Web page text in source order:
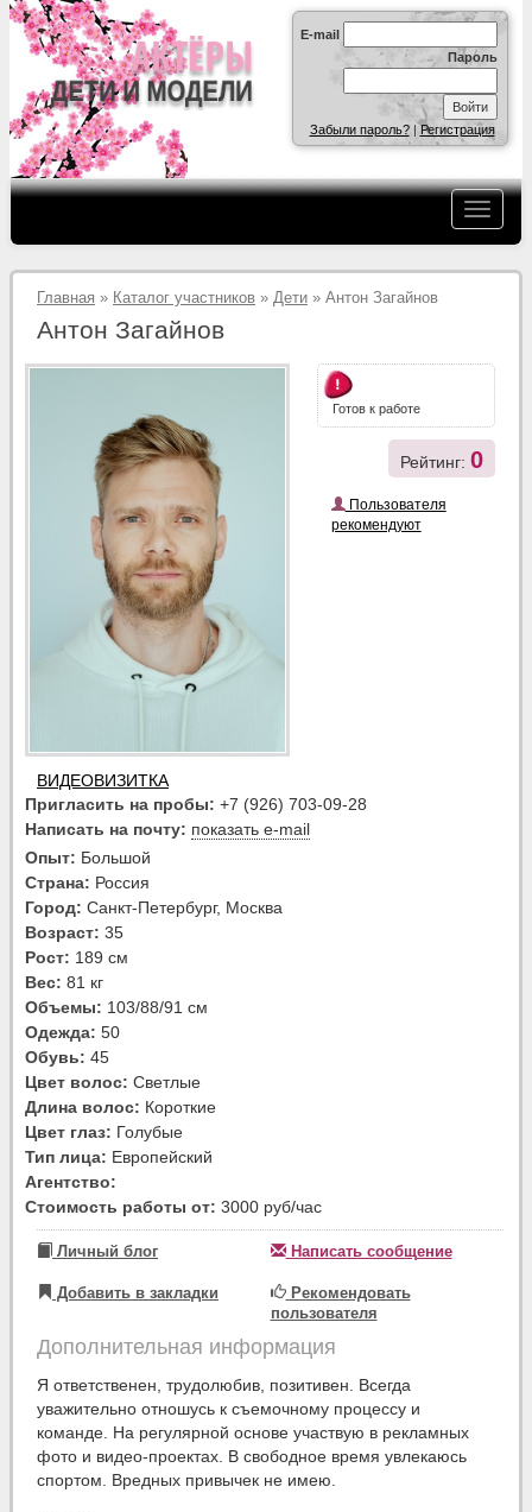
E-mail
Пароль
Забыли пароль?|Регистрация
Главная » Каталог участников » Дети » Антон Загайнов
Антон Загайнов
ВИДЕОВИЗИТКА
Готов к работе
Рейтинг: 0
Пользователя
рекомендуют
Пригласить на пробы: +7 (926) 703-09-28
Написать на почту: показать e-mail
Опыт: Большой
Страна: Россия
Город: Санкт-Петербург, Москва
Возраст: 35
Рост: 189 см
Вес: 81 кг
Объемы: 103/88/91 см
Одежда: 50
Обувь: 45
Цвет волос: Светлые
Длина волос: Короткие
Цвет глаз: Голубые
Тип лица: Европейский
Агентство:
Стоимость работы от: 3000 руб/час
Личный блог Написать сообщение
Добавить в закладки
Рекомендовать
пользователя
Дополнительная информация
Я ответственен, трудолюбив, позитивен. Всегда
уважительно отношусь к съемочному процессу и
команде. На регулярной основе участвую в рекламных
фото и видео-проектах. В свободное время увлекаюсь
спортом. Вредных привычек не имею.